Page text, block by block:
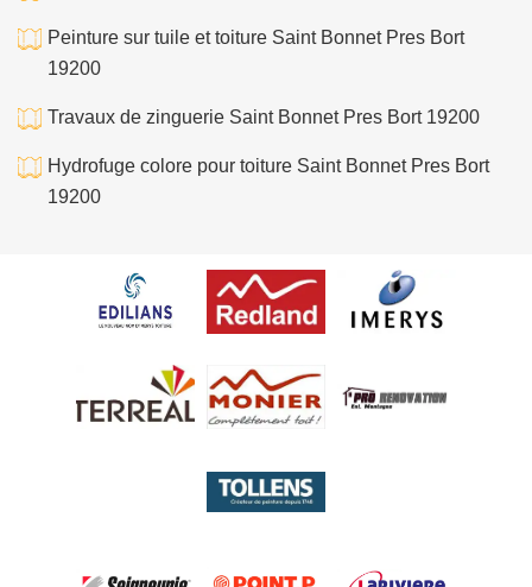
Peinture sur tuile et toiture Saint Bonnet Pres Bort
19200
Travaux de zinguerie Saint Bonnet Pres Bort 19200
Hydrofuge colore pour toiture Saint Bonnet Pres Bort
19200